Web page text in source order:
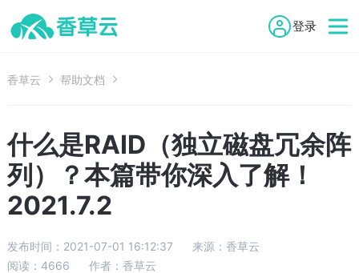
登录
香草云  帮助文档 
什么是RAID（独立磁盘冗余阵
列）？本篇带你深入了解！
2021.7.2
发布时间： 2021-07-01 16:12:37 来源： 香草云
阅读： 4666 作者： 香草云